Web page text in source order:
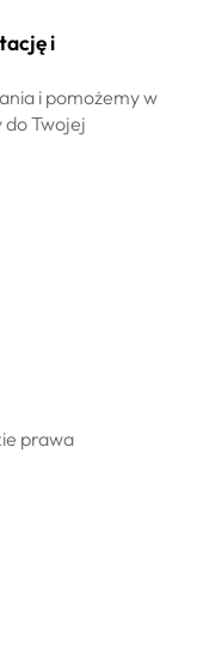
i
i pomożemy w
Twojej
prawa